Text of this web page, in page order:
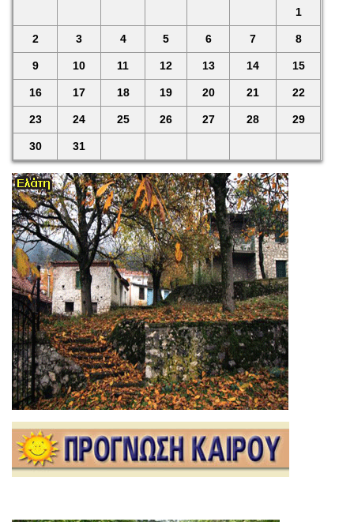
1
2 3 4 5 6 7 8
9 10 11 12 13 14 15
16 17 18 19 20 21 22
23 24 25 26 27 28 29
30 31